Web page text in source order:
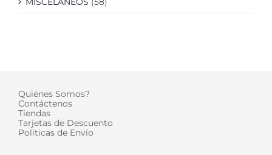
Quiénes Somos?
Contáctenos
Tiendas
Tarjetas de Descuento
Politicas de Envío